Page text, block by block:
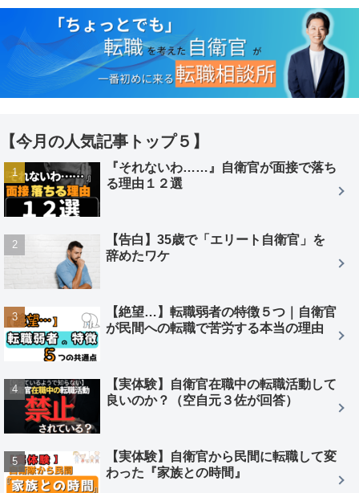
【今月の人気記事トップ５】
『それないわ……』自衛官が面接で落ち
る理由１２選
【告白】35歳で「エリート自衛官」を
辞めたワケ
【絶望…】転職弱者の特徴５つ｜自衛官
が民間への転職で苦労する本当の理由
【実体験】自衛官在職中の転職活動して
良いのか？（空自元３佐が回答）
【実体験】自衛官から民間に転職して変
わった『家族との時間』